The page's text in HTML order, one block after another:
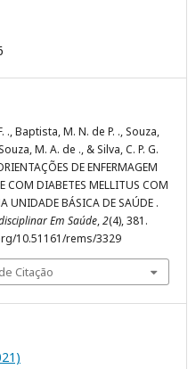
., Baptista, M. N. de P. ., Souza,
M. A. de ., & Silva, C. P. G.
DE ENFERMAGEM
COM DIABETES MELLITUS COM
UNIDADE BÁSICA DE SAÚDE .
Em Saúde,2(4), 381.
10.51161/rems/3329
Citação